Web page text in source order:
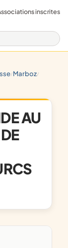
inscrites
/ marboz/
AU